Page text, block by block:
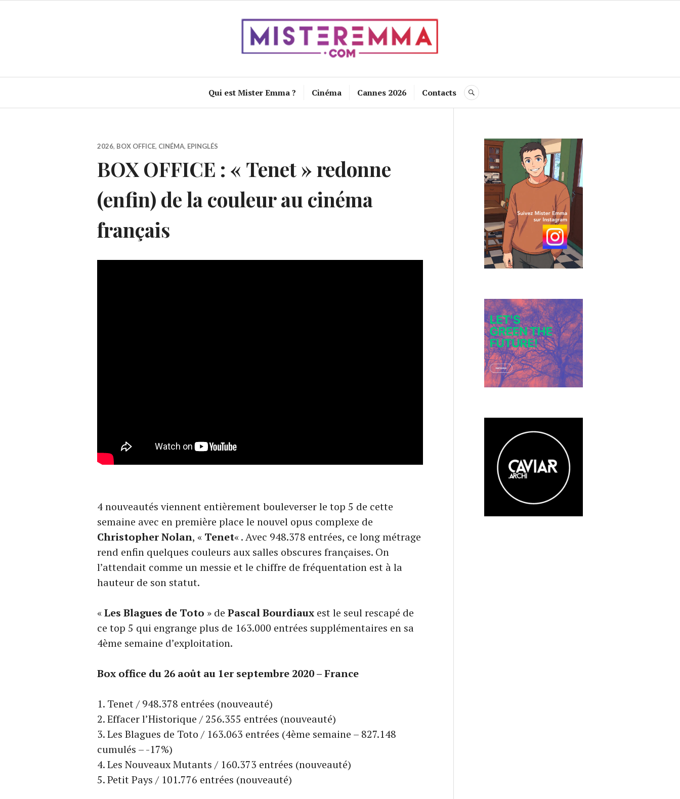
Qui est Mister Emma ? Cinéma Cannes 2026 Contacts RECHERCHE
2026, BOX OFFICE, CINÉMA, EPINGLÉS
BOX OFFICE : « Tenet » redonne
(enfin) de la couleur au cinéma
français
4 nouveautés viennent entièrement bouleverser le top 5 de cette
semaine avec en première place le nouvel opus complexe de
Christopher Nolan, « Tenet« . Avec 948.378 entrées, ce long métrage
rend enfin quelques couleurs aux salles obscures françaises. On
l’attendait comme un messie et le chiffre de fréquentation est à la
hauteur de son statut.
«Les Blagues de Toto » de Pascal Bourdiaux est le seul rescapé de
ce top 5 qui engrange plus de 163.000 entrées supplémentaires en sa
4ème semaine d’exploitation.
Box office du 26 août au 1er septembre 2020 – France
Tenet / 948.378 entrées (nouveauté)
Effacer l’Historique / 256.355 entrées (nouveauté)
Les Blagues de Toto / 163.063 entrées (4ème semaine – 827.148
cumulés – -17%)
Les Nouveaux Mutants / 160.373 entrées (nouveauté)
Petit Pays / 101.776 entrées (nouveauté)